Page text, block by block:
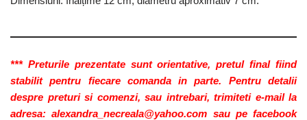
*** Preturile prezentate sunt orientative, pretul final fiind
stabilit pentru fiecare comanda in parte. Pentru detalii
despre preturi si comenzi, sau intrebari, trimiteti e-mail la
adresa: alexandra_necreala@yahoo.com sau pe facebook